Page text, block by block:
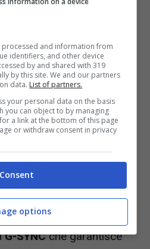
18 Area 51 – Videogiochi.com
display da 18
di aggiornamento fino a
G-SYNCche garantisce
and information from
identifiers, and other device
by and shared with 319
by this site. We and our partners
data. List of partners.
your personal data on the basis
you can object to by managing
a link at the bottom of this page
or withdraw consent in privacy
Consent
options